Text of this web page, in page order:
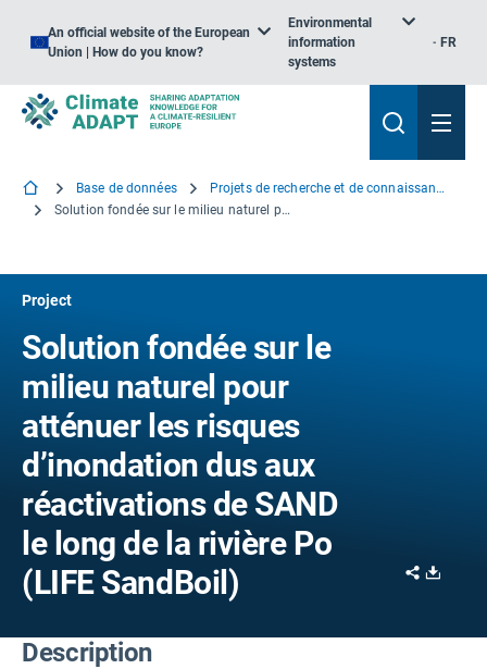
An official website of the European
Union | How do you know?
Environmental
information
systems
FR
Base de données
Projets de recherche et de connaissance
Solution fondée sur le milieu naturel pour atténuer les risques d’inondation dus aux réactivations de SAND le long de la rivière Po
Project
Solution fondée sur le
milieu naturel pour
atténuer les risques
d’inondation dus aux
réactivations de SAND
le long de la rivière Po
(LIFE SandBoil)
Share
Description